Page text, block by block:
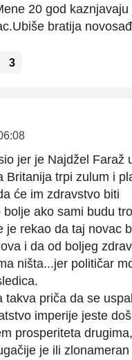
20 god kaznjavaju
bratija
3
jer je Najdžel Faraž
Britanija trpi zulum i
će im zdravstvo biti
bolje ako sami budu
je rekao da taj novac
i da od boljeg
ništa...jer političar
takva priča da se
imperije jeste
prosperiteta
je ili zlonameran